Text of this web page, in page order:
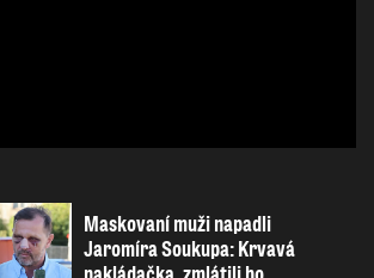
Maskovaní muži napadli
Jaromíra Soukupa: Krvavá